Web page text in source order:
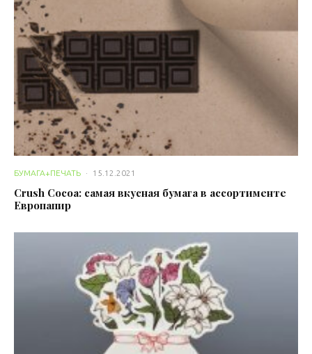
БУМАГА+ПЕЧАТЬ · 15.12.2021
Crush Cocoa: самая вкусная бумага в ассортименте
Европапир